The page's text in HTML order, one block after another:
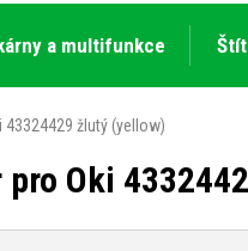
a multifunkce
43324429 žlutý (yellow)
Oki